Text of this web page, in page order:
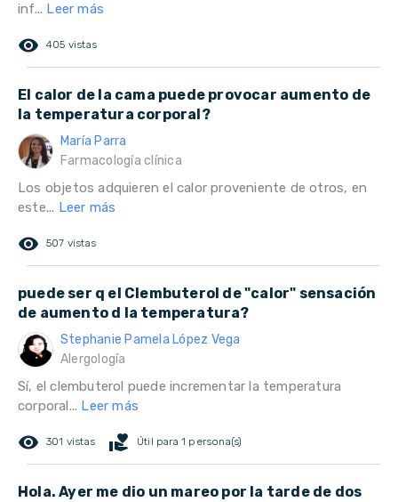
inf... Leer más
remove_red_eye 405 vistas
El calor de la cama puede provocar aumento de
la temperatura corporal?
María Parra
Farmacología clínica
Los objetos adquieren el calor proveniente de otros, en
este... Leer más
remove_red_eye 507 vistas
puede ser q el Clembuterol de "calor" sensación
de aumento d la temperatura?
Stephanie Pamela López Vega
Alergología
Sí, el clembuterol puede incrementar la temperatura
corporal... Leer más
remove_red_eye 301 vistas volunteer_activism Útil para 1 persona(s)
Hola. Ayer me dio un mareo por la tarde de dos